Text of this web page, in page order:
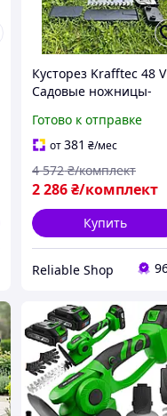
Кусторез Krafftec 48 V
Садовые ножницы-
(Кусторез для сада)
Триммер для обрезки
кустарников
(Электрокусторезы)
Готово к отправке
от381 ₴/мес
2 286₴/комплект
4 572 ₴/комплект
Купить
Reliable Shop